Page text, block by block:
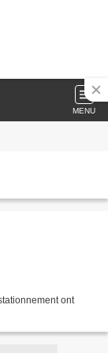
MENU
ont